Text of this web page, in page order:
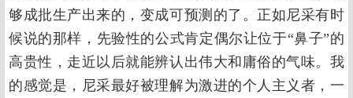
够成批生产出来的，变成可预测的了。正如尼采有时
候说的那样，先验性的公式肯定偶尔让位于“鼻子”的
高贵性，走近以后就能辨认出伟大和庸俗的气味。我
的感觉是，尼采最好被理解为激进的个人主义者，一